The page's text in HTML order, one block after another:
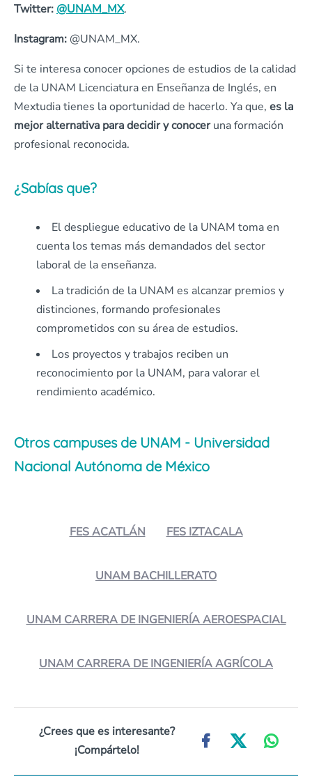
Twitter: @UNAM_MX.
Instagram: @UNAM_MX.
Si te interesa conocer opciones de estudios de la calidad
de la UNAM Licenciatura en Enseñanza de Inglés, en
Mextudia tienes la oportunidad de hacerlo. Ya que, es la
mejor alternativa para decidir y conoceruna formación
profesional reconocida.
¿Sabías que?
El despliegue educativo de la UNAM toma en
cuenta los temas más demandados del sector
laboral de la enseñanza.
La tradición de la UNAM es alcanzar premios y
distinciones, formando profesionales
comprometidos con su área de estudios.
Los proyectos y trabajos reciben un
reconocimiento por la UNAM, para valorar el
rendimiento académico.
Otros campuses de UNAM - Universidad
Nacional Autónoma de México
FES ACATLÁN FES IZTACALA
UNAM BACHILLERATO
UNAM CARRERA DE INGENIERÍA AEROESPACIAL
UNAM CARRERA DE INGENIERÍA AGRÍCOLA
¿Crees que es interesante?
¡Compártelo!